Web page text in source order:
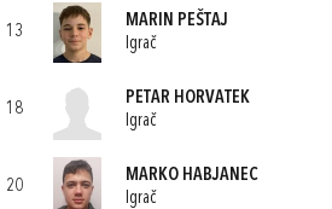
13
MARIN PEŠTAJ
Igrač
18
PETAR HORVATEK
Igrač
20
MARKO HABJANEC
Igrač